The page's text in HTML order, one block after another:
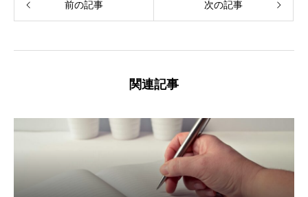
前の記事 次の記事
関連記事